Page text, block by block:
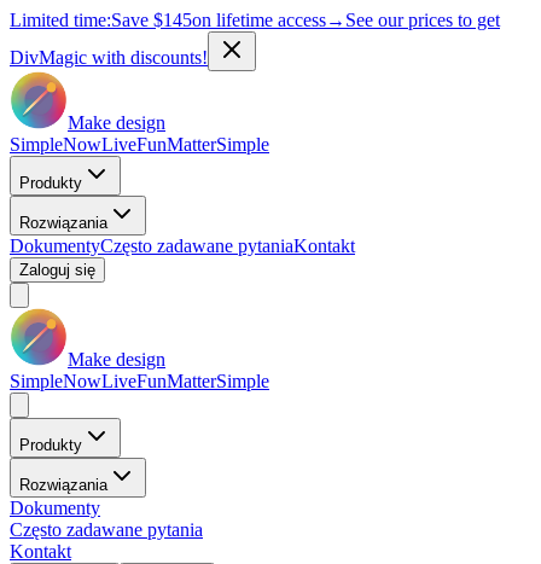
Limited time:Save $145on lifetime access→ See our prices to get
DivMagic with discounts!
Make design
SimpleNowLiveFunMatterSimple
Produkty
Rozwiązania
DokumentyCzęsto zadawane pytaniaKontakt
Zaloguj się
Make design
SimpleNowLiveFunMatterSimple
Produkty
Rozwiązania
Dokumenty
Często zadawane pytania
Kontakt